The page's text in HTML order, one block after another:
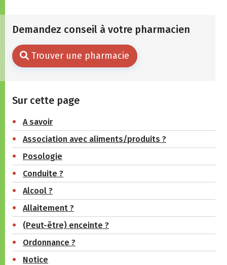
Demandez conseil à votre pharmacien
Trouver une pharmacie
Sur cette page
A savoir
Association avec aliments/produits ?
Posologie
Conduite ?
Alcool ?
Allaitement ?
(Peut-être) enceinte ?
Ordonnance ?
Notice